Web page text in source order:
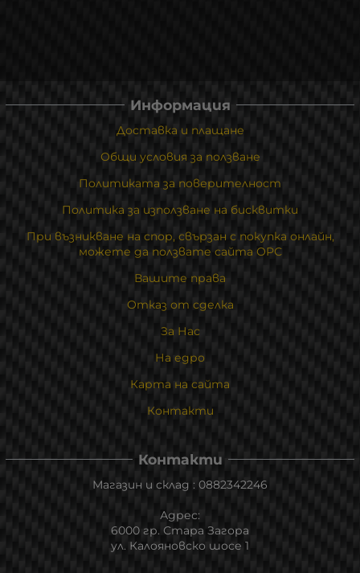
Информация
Доставка и плащане
Общи условия за ползване
Политиката за поверителност
Политика за използване на бисквитки
При възникване на спор, свързан с покупка онлайн,
можете да ползвате сайта ОРС
Вашите права
Отказ от сделка
За Нас
На едро
Карта на сайта
Контакти
Контакти
Магазин и склад : 0882342246
Адрес:
6000 гр. Стара Загора
ул. Калояновско шосе 1